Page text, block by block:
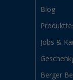
Blog
Jobs &
Berger